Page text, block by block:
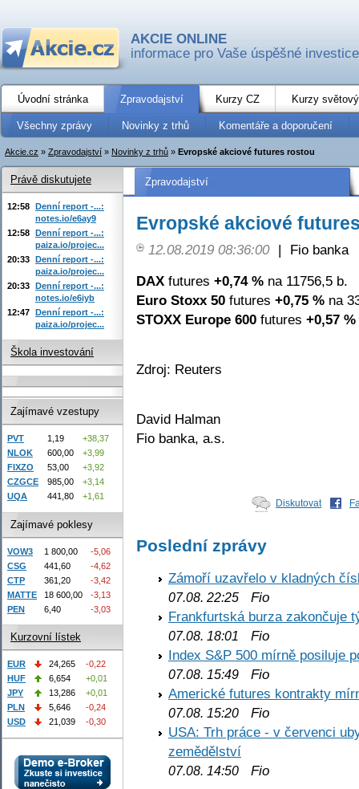
AKCIE ONLINE
informace pro Vaše úspěšné investice
Úvodní stránka Zpravodajství Kurzy CZ Kurzy
Všechny zprávy Novinky z trhů Komentáře a doporučení
Akcie.cz » Zpravodajství » Novinky z trhů » Evropské akciové futures rostou
Zpravodajství
Evropské akciové
12.08.2019 08:36:00 |
Fio banka
DAX futures +0,74 % na 11756,5 b.
Euro Stoxx 50 futures +0,75 % na
STOXX Europe 600 futures +0,57 %
Zdroj: Reuters
David Halman
Fio banka, a.s.
Diskutovat
Poslední zprávy
Zámoří uzavřelo v kladných
07.08. 22:25 Fio
Frankfurtská burza zakončuje
07.08. 18:01
Fio
Index S&P 500 mírně posiluje
07.08. 15:49 Fio
Americké futures kontrakty
07.08. 15:20 Fio
USA: Trh práce - v červenci
zemědělství
07.08. 14:50 Fio
Právě diskutujete
12:58 Denní report -...:
notes.io/e6ay9
12:58 Denní report -...:
paiza.io/projec...
20:33 Denní report -...:
paiza.io/projec...
20:33 Denní report -...:
notes.io/e6iyb
12:47 Denní report -...:
paiza.io/projec...
Škola investování
Zajímavé vzestupy
PVT 1,19
+38,37
NLOK
600,00
+3,99
FIXZO
53,00
+3,92
CZGCE
985,00
+3,14
UQA
441,80 +1,61
Zajímavé poklesy
VOW3 1 800,00
-5,06
CSG
441,60
-4,62
CTP
361,20
-3,42
MATTE
18 600,00
-3,13
PEN
6,40 -3,03
Kurzovní lístek
EUR 24,265
-0,22
HUF
6,654
+0,01
JPY
13,286
+0,01
PLN
5,646
-0,24
USD
21,039 -0,30